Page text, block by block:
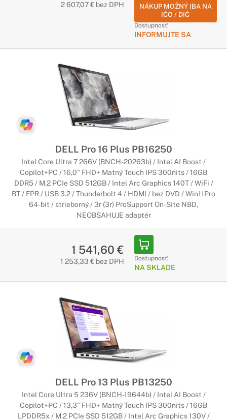
2 607,07 € bez DPH
NÁKUP MOŽNÝ IBA NA
IČO / DIČ
Dostupnosť:
INFORMUJTE SA
DELL Pro 16 Plus PB16250
Intel Core Ultra 7 266V (BNCH-20263b) / Intel AI Boost /
Copilot+PC / 16,0" FHD+ Matný Touch IPS 300nits / 16GB
DDR5 / M.2 PCIe SSD 512GB / Intel Arc Graphics 140T / WiFi /
BT / FPR / USB 3.2 / Thunderbolt 4 / HDMI / bez DVD / Win11Pro
64-bit / strieborný / 3r (3r) ProSupport On-Site NBD,
NEOBSAHUJE adaptér
1 541,60 €
1 253,33 € bez DPH Dostupnosť:
NA SKLADE
DELL Pro 13 Plus PB13250
Intel Core Ultra 5 236V (BNCH-19644b) / Intel AI Boost /
Copilot+PC / 13,3" FHD+ Matný Touch IPS 300nits / 16GB
LPDDR5x / M.2 PCIe SSD 512GB / Intel Arc Graphics 130V /